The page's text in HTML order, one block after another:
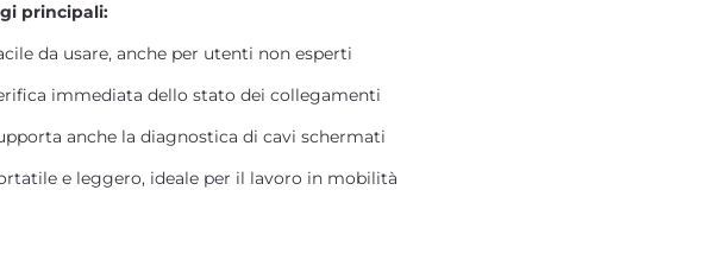
principali:
da usare, anche per utenti non esperti
immediata dello stato dei collegamenti
anche la diagnostica di cavi schermati
e leggero, ideale per il lavoro in mobilità